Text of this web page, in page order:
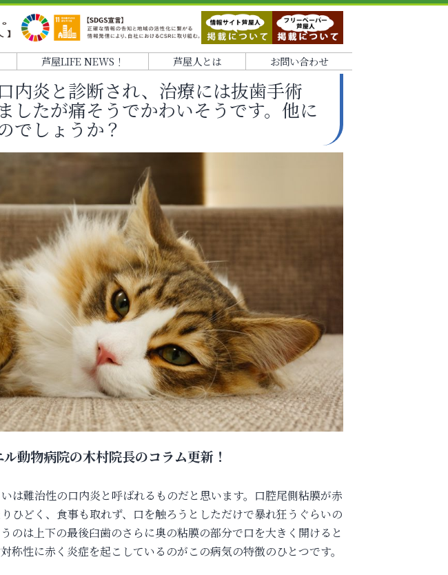
芦屋LIFE NEWS！ 芦屋人とは お問い合わせ
内炎と診断され、治療には抜歯手術
したが痛そうでかわいそうです。他に
でしょうか？
動物病院の木村院長のコラム更新！
は難治性の口内炎と呼ばれるものだと思います。口腔尾側粘膜が赤
ひどく、食事も取れず、口を触ろうとしただけで暴れ狂うぐらいの
のは上下の最後臼歯のさらに奥の粘膜の部分で口を大きく開けると
称性に赤く炎症を起こしているのがこの病気の特徴のひとつです。